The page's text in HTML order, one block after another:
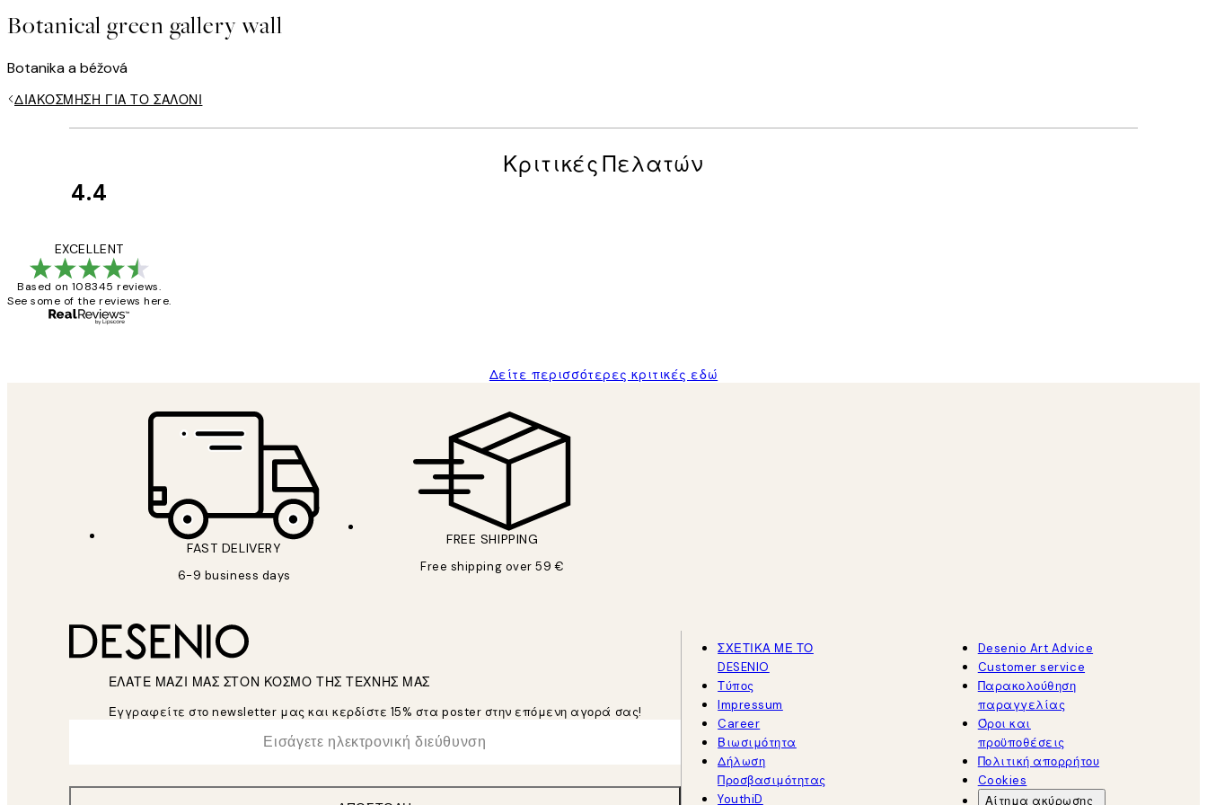
Botanical green gallery wall
Botanika a béžová
ΔΙΑΚΌΣΜΗΣΗ ΓΙΑ ΤΟ ΣΑΛΌΝΙ
Κριτικές Πελατών
4.4
EXCELLENT
Based on 108345 reviews.
See some of the reviews here.
Δείτε περισσότερες κριτικές εδώ
FAST DELIVERY
6-9 business days
FREE SHIPPING
Free shipping over 59 €
ΕΛΑΤΕ ΜΑΖΙ ΜΑΣ ΣΤΟΝ ΚΟΣΜΟ ΤΗΣ ΤΕΧΝΗΣ ΜΑΣ
Εγγραφείτε στο newsletter μας και κερδίστε 15% στα poster στην επόμενη αγορά σας!
ΣΧΕΤΙΚΑ ΜΕ ΤΟ
DESENIO
Τύπος
Impressum
Career
Βιωσιμότητα
Δήλωση
Προσβασιμότητας
YouthiD
Desenio Art Advice
Customer service
Παρακολούθηση
παραγγελίας
Όροι και
προϋποθέσεις
Πολιτική απορρήτου
Cookies
Αίτημα ακύρωσης